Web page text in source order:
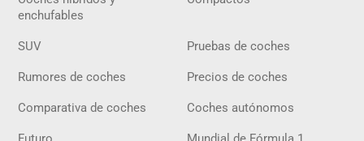
enchufables
SUV Pruebas de coches
Rumores de coches Precios de coches
Comparativa de coches Coches autónomos